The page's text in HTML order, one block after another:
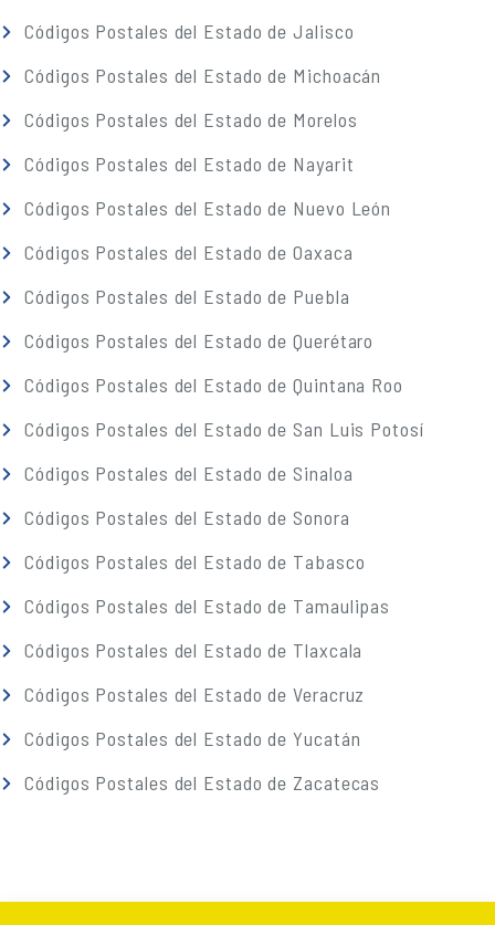
Códigos Postales del Estado de Jalisco
Códigos Postales del Estado de Michoacán
Códigos Postales del Estado de Morelos
Códigos Postales del Estado de Nayarit
Códigos Postales del Estado de Nuevo León
Códigos Postales del Estado de Oaxaca
Códigos Postales del Estado de Puebla
Códigos Postales del Estado de Querétaro
Códigos Postales del Estado de Quintana Roo
Códigos Postales del Estado de San Luis Potosí
Códigos Postales del Estado de Sinaloa
Códigos Postales del Estado de Sonora
Códigos Postales del Estado de Tabasco
Códigos Postales del Estado de Tamaulipas
Códigos Postales del Estado de Tlaxcala
Códigos Postales del Estado de Veracruz
Códigos Postales del Estado de Yucatán
Códigos Postales del Estado de Zacatecas